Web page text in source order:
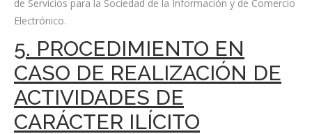
de Servicios para la Sociedad de la Información y de Comercio
Electrónico.
5. PROCEDIMIENTO EN
CASO DE REALIZACIÓN DE
ACTIVIDADES DE
CARÁCTER ILÍCITO